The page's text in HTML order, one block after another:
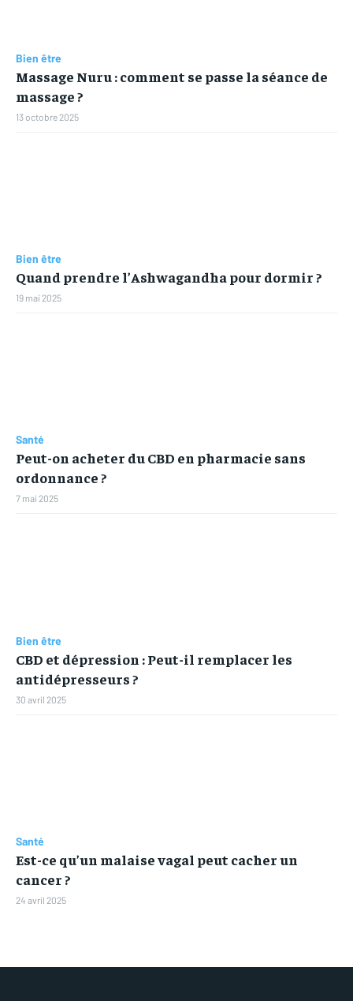
Bien être
Massage Nuru : comment se passe la séance de
massage ?
13 octobre 2025
Bien être
Quand prendre l’Ashwagandha pour dormir ?
19 mai 2025
Santé
Peut-on acheter du CBD en pharmacie sans
ordonnance ?
7 mai 2025
Bien être
CBD et dépression : Peut-il remplacer les
antidépresseurs ?
30 avril 2025
Santé
Est-ce qu’un malaise vagal peut cacher un
cancer ?
24 avril 2025